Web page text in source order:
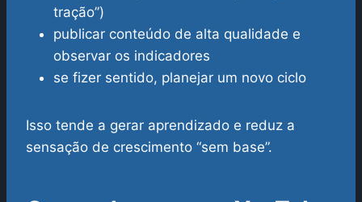
tração”)
publicar conteúdo de alta qualidade e
observar os indicadores
se fizer sentido, planejar um novo ciclo
Isso tende a gerar aprendizado e reduz a
sensação de crescimento “sem base”.